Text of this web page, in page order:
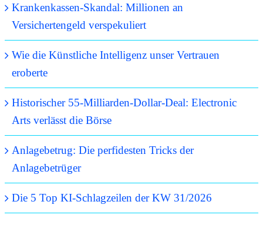
Krankenkassen-Skandal: Millionen an
Versichertengeld verspekuliert
Wie die Künstliche Intelligenz unser Vertrauen
eroberte
Historischer 55-Milliarden-Dollar-Deal: Electronic
Arts verlässt die Börse
Anlagebetrug: Die perfidesten Tricks der
Anlagebetrüger
Die 5 Top KI-Schlagzeilen der KW 31/2026